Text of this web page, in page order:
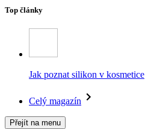
Top články
Jak poznat silikon v kosmetice
Celý magazín
Přejít na menu